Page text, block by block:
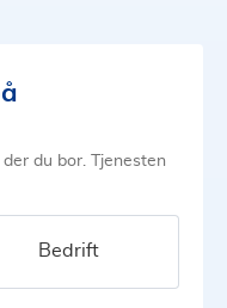
du bor. Tjenesten
Bedrift